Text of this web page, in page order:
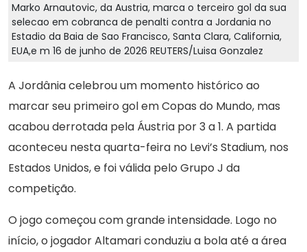
Marko Arnautovic, da Austria, marca o terceiro gol da sua
selecao em cobranca de penalti contra a Jordania no
Estadio da Baia de Sao Francisco, Santa Clara, California,
EUA,e m 16 de junho de 2026 REUTERS/Luisa Gonzalez
A Jordânia celebrou um momento histórico ao
marcar seu primeiro gol em Copas do Mundo, mas
acabou derrotada pela Áustria por 3 a 1. A partida
aconteceu nesta quarta-feira no Levi’s Stadium, nos
Estados Unidos, e foi válida pelo Grupo J da
competição.
O jogo começou com grande intensidade. Logo no
início, o jogador Altamari conduziu a bola até a área